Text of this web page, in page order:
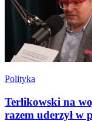
Polityka
Terlikowski na
razem uderzył w